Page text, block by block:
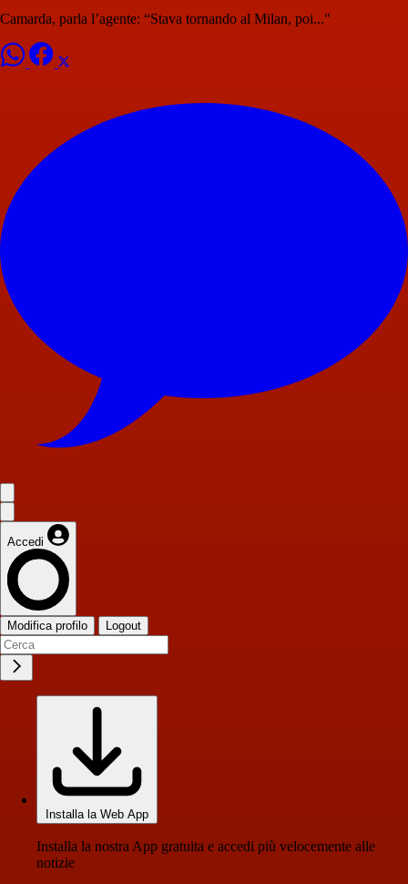
Camarda, parla l’agente: “Stava tornando al Milan, poi..."
Accedi
Modifica profilo Logout
Installa la Web App
Installa la nostra App gratuita e accedi più velocemente alle
notizie